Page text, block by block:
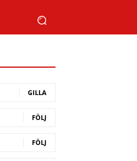
GILLA
FÖLJ
FÖLJ